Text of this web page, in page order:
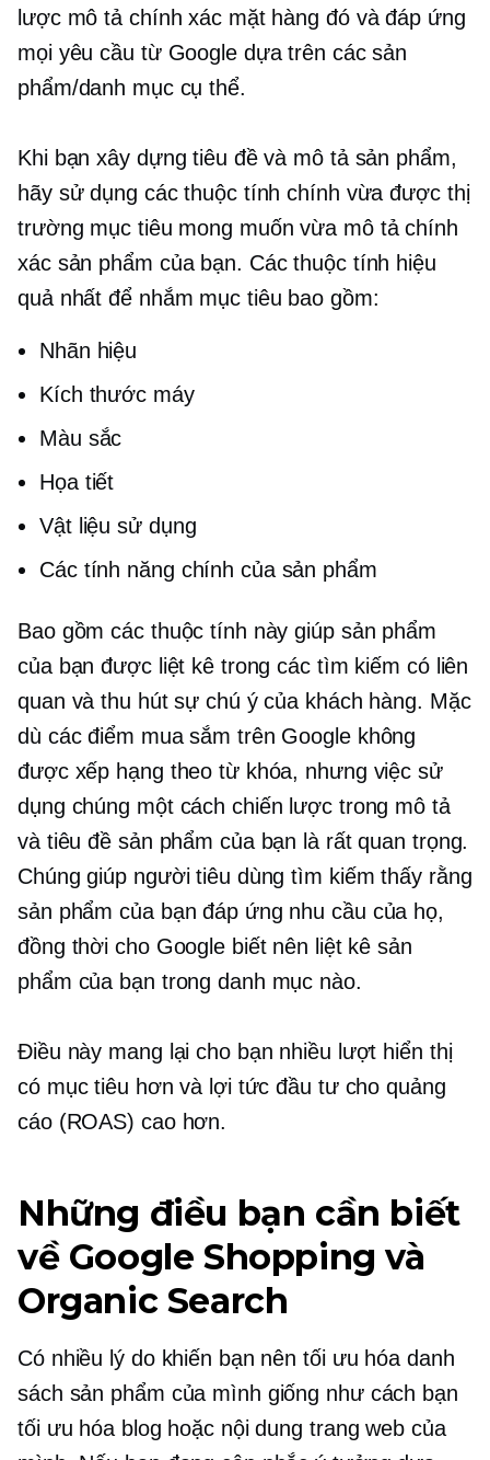
lược mô tả chính xác mặt hàng đó và đáp ứng
mọi yêu cầu từ Google dựa trên các sản
phẩm/danh mục cụ thể.
Khi bạn xây dựng tiêu đề và mô tả sản phẩm,
hãy sử dụng các thuộc tính chính vừa được thị
trường mục tiêu mong muốn vừa mô tả chính
xác sản phẩm của bạn. Các thuộc tính hiệu
quả nhất để nhắm mục tiêu bao gồm:
Nhãn hiệu
Kích thước máy
Màu sắc
Họa tiết
Vật liệu sử dụng
Các tính năng chính của sản phẩm
Bao gồm các thuộc tính này giúp sản phẩm
của bạn được liệt kê trong các tìm kiếm có liên
quan và thu hút sự chú ý của khách hàng. Mặc
dù các điểm mua sắm trên Google không
được xếp hạng theo từ khóa, nhưng việc sử
dụng chúng một cách chiến lược trong mô tả
và tiêu đề sản phẩm của bạn là rất quan trọng.
Chúng giúp người tiêu dùng tìm kiếm thấy rằng
sản phẩm của bạn đáp ứng nhu cầu của họ,
đồng thời cho Google biết nên liệt kê sản
phẩm của bạn trong danh mục nào.
Điều này mang lại cho bạn nhiều lượt hiển thị
có mục tiêu hơn và lợi tức đầu tư cho quảng
cáo (ROAS) cao hơn.
Những điều bạn cần biết
về Google Shopping và
Organic Search
Có nhiều lý do khiến bạn nên tối ưu hóa danh
sách sản phẩm của mình giống như cách bạn
tối ưu hóa blog hoặc nội dung trang web của